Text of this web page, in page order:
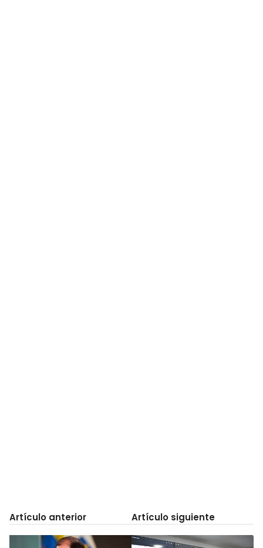
Artículo anterior Artículo siguiente